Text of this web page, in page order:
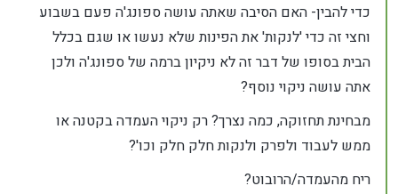
כדי להבין- האם הסיבה שאתה עושה ספונג'ה פעם בשבוע
וחצי זה כדי 'לנקות' את הפינות שלא נעשו או שגם בכלל
הבית בסופו של דבר זה לא ניקיון ברמה של ספונג'ה ולכן
אתה עושה ניקוי נוסף?
מבחינת תחזוקה, כמה נצרך? רק ניקוי העמדה בקטנה או
ממש לעבוד ולפרק ולנקות חלק חלק וכו'?
ריח מהעמדה/הרובוט?